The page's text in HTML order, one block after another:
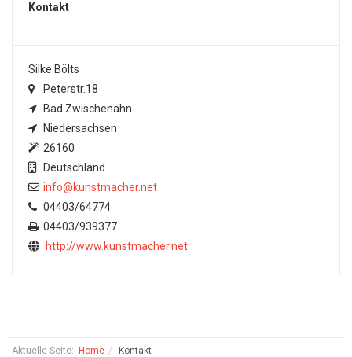
Kontakt
Silke Bölts
Peterstr.18
Bad Zwischenahn
Niedersachsen
26160
Deutschland
info@kunstmacher.net
04403/64774
04403/939377
http://www.kunstmacher.net
Aktuelle Seite: Home Kontakt